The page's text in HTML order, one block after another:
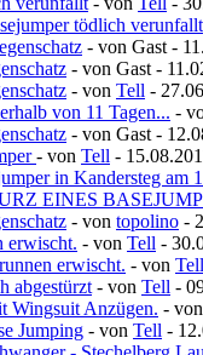
tödlich verunfallt
- von Gast -
- von Gast -
- von Tell -
von 11 Tagen... -
- von Gast -
- von Tell -
in Kandersteg am
EINES
- von topolino -
erwischt. - von Tell -
erwischt. - von Tell
abgestürzt - von Tell -
Wingsuit Anzügen. - von
Jumping - von Tell -